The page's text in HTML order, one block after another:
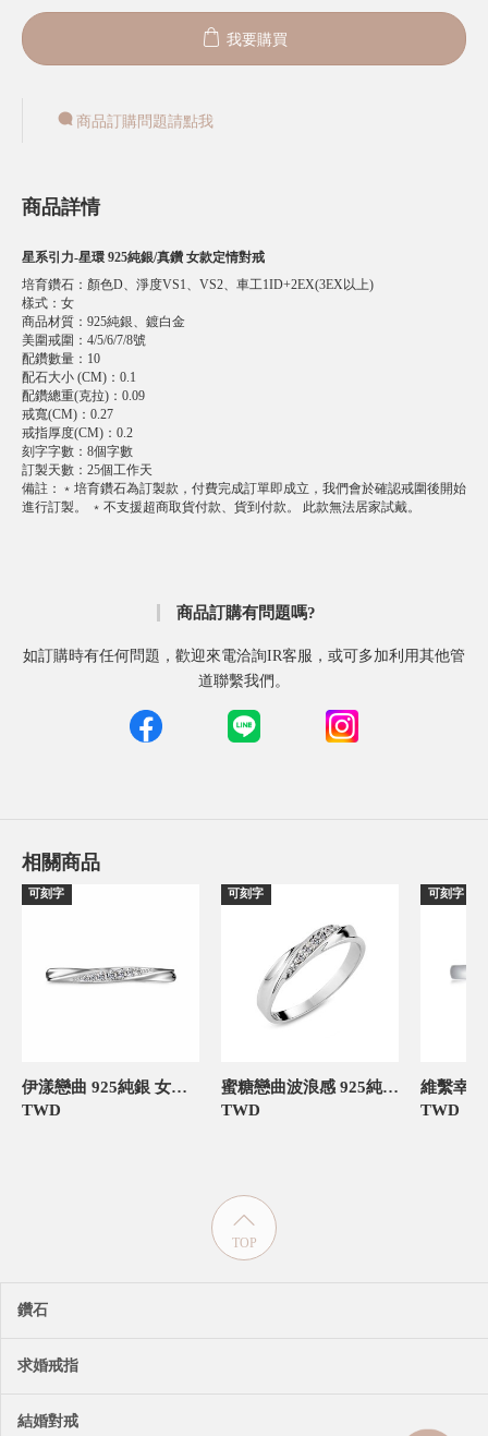
我要購買
商品訂購問題請點我
商品詳情
星系引力-星環 925純銀/真鑽 女款定情對戒
培育鑽石 ： 顏色D、淨度VS1、VS2、車工1ID+2EX(3EX以上)
樣式 ： 女
商品材質 ： 925純銀、鍍白金
美圍戒圍 ： 4/5/6/7/8號
配鑽數量 ： 10
配石大小 (CM) ： 0.1
配鑽總重(克拉) ： 0.09
戒寬(CM) ： 0.27
戒指厚度(CM) ： 0.2
刻字字數 ： 8個字數
訂製天數 ： 25個工作天
備註 ： ﹡培育鑽石為訂製款，付費完成訂單即成立，我們會於確認戒圍後開始
進行訂製。 ﹡不支援超商取貨付款、貨到付款。 此款無法居家試戴。
商品訂購有問題嗎?
如訂購時有任何問題，歡迎來電洽詢IR客服，或可多加利用其他管
道聯繫我們。
相關商品
可刻字
伊漾戀曲 925純銀 女款定情對戒
TWD
可刻字
蜜糖戀曲波浪感 925純銀 女款定情對戒
TWD
可刻字
TWD
TOP
鑽石
求婚戒指
結婚對戒